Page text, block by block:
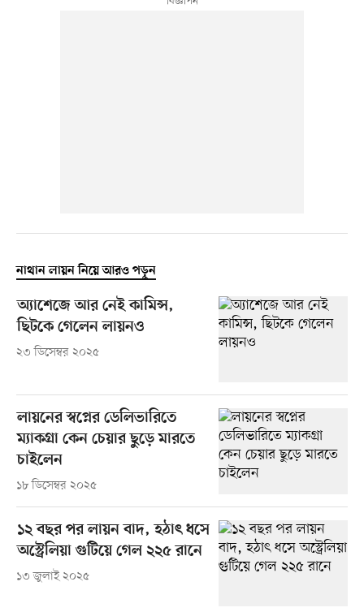
নাথান লায়ন নিয়ে আরও পড়ুন
অ্যাশেজে আর নেই কামিন্স,
ছিটকে গেলেন লায়নও
২৩ ডিসেম্বর ২০২৫
লায়নের স্বপ্নের ডেলিভারিতে
ম্যাকগ্রা কেন চেয়ার ছুড়ে মারতে
চাইলেন
১৮ ডিসেম্বর ২০২৫
১২ বছর পর লায়ন বাদ, হঠাৎ ধসে
অস্ট্রেলিয়া গুটিয়ে গেল ২২৫ রানে
১৩ জুলাই ২০২৫